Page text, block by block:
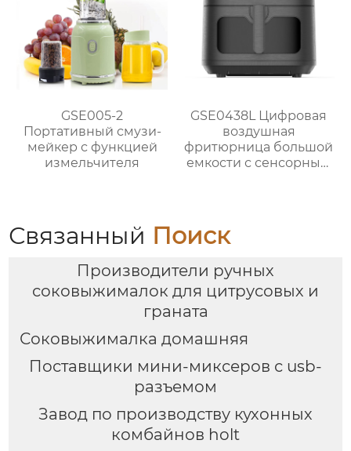
GSE005-2
Портативный смузи-
мейкер с функцией
измельчителя
GSE0438L Цифровая
воздушная
фритюрница большой
емкости с сенсорным
Связанный Поиск
Производители ручных
соковыжималок для цитрусовых и
граната
Соковыжималка домашняя
Поставщики мини-миксеров с usb-
разъемом
Завод по производству кухонных
комбайнов holt